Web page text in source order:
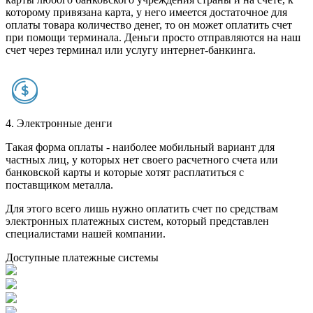
которому привязана карта, у него имеется достаточное для
оплаты товара количество денег, то он может оплатить счет
при помощи терминала. Деньги просто отправляются на наш
счет через терминал или услугу интернет-банкинга.
4. Электронные денги
Такая форма оплаты - наиболее мобильный вариант для
частных лиц, у которых нет своего расчетного счета или
банковской карты и которые хотят расплатиться с
поставщиком металла.
Для этого всего лишь нужно оплатить счет по средствам
электронных платежных систем, который представлен
специалистами нашей компании.
Доступные платежные системы